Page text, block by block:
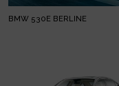
BMW 530E BERLINE